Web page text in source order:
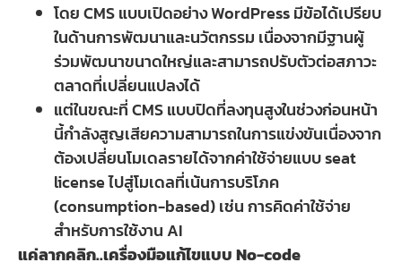
โดย CMS แบบเปิดอย่าง WordPress มีข้อได้เปรียบ
ในด้านการพัฒนาและนวัตกรรม เนื่องจากมีฐานผู้
ร่วมพัฒนาขนาดใหญ่และสามารถปรับตัวต่อสภาวะ
ตลาดที่เปลี่ยนแปลงได้
แต่ในขณะที่ CMS แบบปิดที่ลงทุนสูงในช่วงก่อนหน้า
นี้กำลังสูญเสียความสามารถในการแข่งขันเนื่องจาก
ต้องเปลี่ยนโมเดลรายได้จากค่าใช้จ่ายแบบ seat
license ไปสู่โมเดลที่เน้นการบริโภค
(consumption-based) เช่น การคิดค่าใช้จ่าย
สำหรับการใช้งาน AI
แค่ลากคลิก..เครื่องมือแก้ไขแบบ No-code